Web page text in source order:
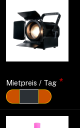
Mietpreis / Tag *